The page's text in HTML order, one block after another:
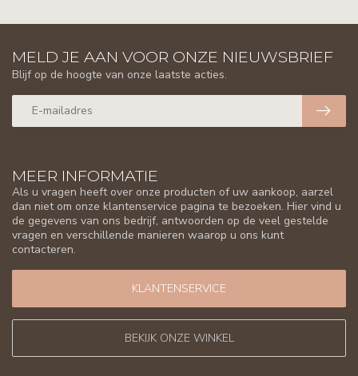
MEER INFORMATIE
Als u vragen heeft over onze producten of uw aankoop, aarzel
dan niet om onze klantenservice pagina te bezoeken. Hier vind u
de gegevens van ons bedrijf, antwoorden op de veel gestelde
vragen en verschillende manieren waarop u ons kunt
contacteren.
KLANTENSERVICE
BEKIJK ONZE WINKEL
MELD JE AAN VOOR ONZE NIEUWSBRIEF
Blijf op de hoogte van onze laatste acties.